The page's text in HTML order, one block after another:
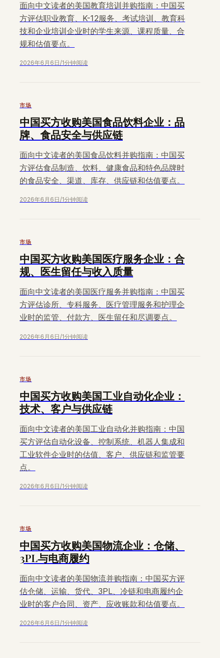
面向中文读者的美国教育培训并购指南：中国买
方评估职业教育、K-12服务、考试培训、教育科
技和企业培训企业时的学生来源、课程质量、合
规和估值要点。
2026年6月6日/1分钟阅读
市场
中国买方收购美国食品饮料企业：品
牌、食品安全与供应链
面向中文读者的美国食品饮料并购指南：中国买
方评估食品制造、饮料、健康食品和特色品牌时
的食品安全、渠道、库存、供应链和估值要点。
2026年6月6日/1分钟阅读
市场
中国买方收购美国医疗服务企业：合
规、医生留任与收入质量
面向中文读者的美国医疗服务并购指南：中国买
方评估诊所、专科服务、医疗管理服务和护理企
业时的监管、付款方、医生留任和尽调要点。
2026年6月6日 /1分钟阅读
市场
中国买方收购美国工业自动化企业：
技术、客户与供应链
面向中文读者的美国工业自动化并购指南：中国
买方评估自动化设备、控制系统、机器人集成和
工业软件企业时的估值、客户、供应链和监管要
点。
2026年6月6日 /1分钟阅读
市场
中国买方收购美国物流企业：仓储、
3PL与电商履约
面向中文读者的美国物流并购指南：中国买方评
估仓储、运输、货代、3PL、冷链和电商履约企
业时的客户合同、资产、应收账款和估值要点。
2026年6月6日/1分钟阅读